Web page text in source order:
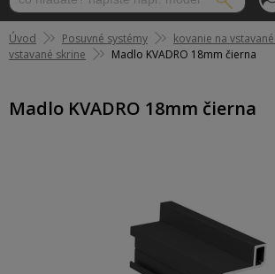
Úvod Posuvné systémy kovanie na
vstavané skrine
Madlo KVADRO 18mm čierna
Madlo KVADRO 18mm čierna